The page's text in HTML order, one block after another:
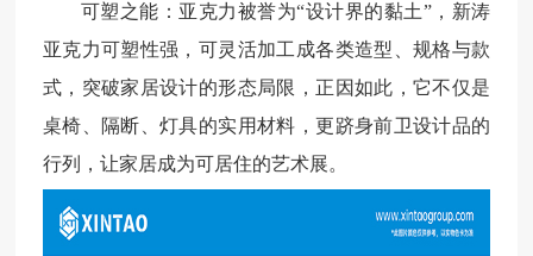
可塑之能：亚克力被誉为“设计界的黏土”，新涛
亚克力可塑性强，可灵活加工成各类造型、规格与款
式，突破家居设计的形态局限，正因如此，它不仅是
桌椅、隔断、灯具的实用材料，更跻身前卫设计品的
行列，让家居成为可居住的艺术展。